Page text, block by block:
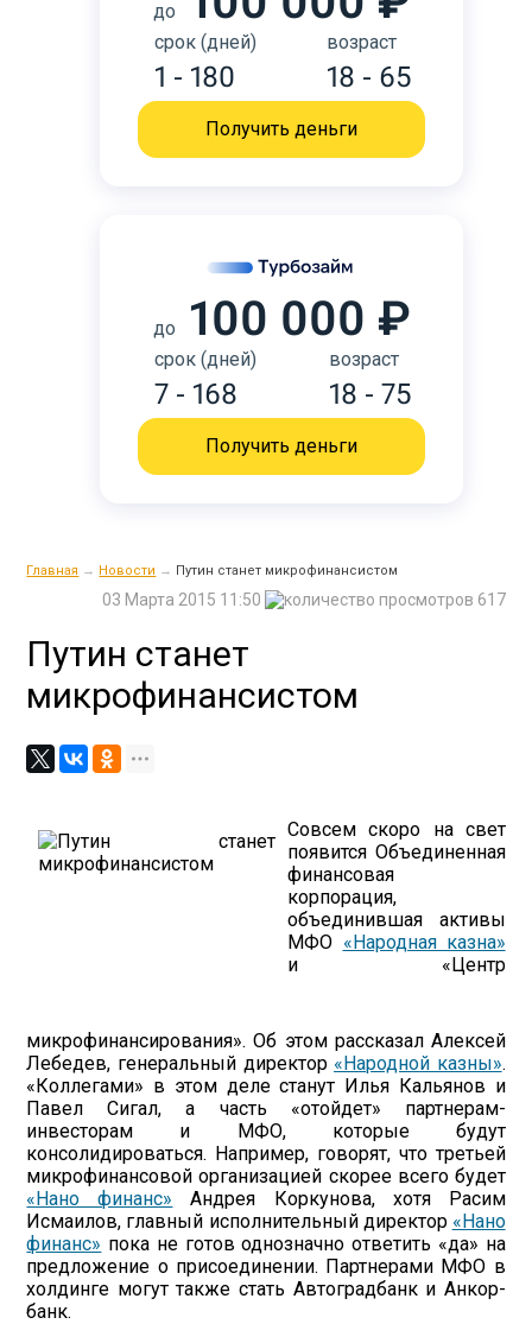
до
срок (дней)
1 - 180
возраст
18 - 65
Получить деньги
до 100 000 ₽
срок (дней)
7 - 168
возраст
18 - 75
Получить деньги
Главная → Новости → Путин станет микрофинансистом
617
03 Марта 2015 11:50
Путин станет
микрофинансистом
Совсем скоро на свет
появится Объединенная
финансовая
корпорация,
объединившая активы
МФО «Народная казна»
и «Центр
микрофинансирования». Об этом рассказал Алексей
Лебедев, генеральный директор «Народной казны».
«Коллегами» в этом деле станут Илья Кальянов и
Павел Сигал, а часть «отойдет» партнерам-
инвесторам и МФО, которые будут
консолидироваться. Например, говорят, что третьей
микрофинансовой организацией скорее всего будет
«Нано финанс» Андрея Коркунова, хотя Расим
Исмаилов, главный исполнительный директор «Нано
финанс» пока не готов однозначно ответить «да» на
предложение о присоединении. Партнерами МФО в
холдинге могут также стать Автоградбанк и Анкор-
банк.